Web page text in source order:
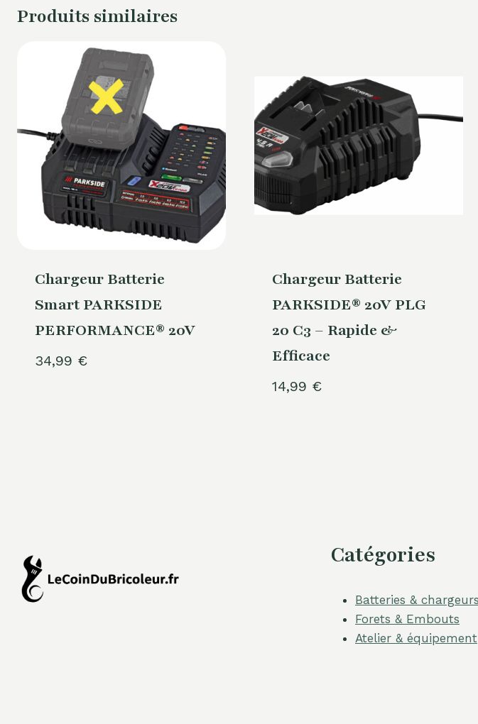
Produits similaires
Chargeur Batterie
Smart PARKSIDE
PERFORMANCE® 20V
34,99 €
Chargeur Batterie
PARKSIDE® 20V PLG
20 C3 – Rapide &
Efficace
14,99 €
Catégories
Batteries & chargeurs
Forets & Embouts
Atelier & équipement